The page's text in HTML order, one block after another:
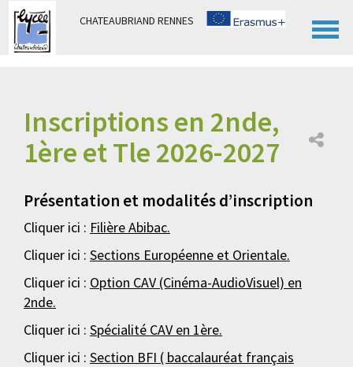
CHATEAUBRIAND RENNES
Inscriptions en 2nde,
1ère et Tle 2026-2027
Présentation et modalités d’inscription
Cliquer ici : Filière Abibac.
Cliquer ici : Sections Européenne et Orientale.
Cliquer ici : Option CAV (Cinéma-AudioVisuel) en
2nde.
Cliquer ici : Spécialité CAV en 1ère.
Cliquer ici : Section BFI ( baccalauréat français
Panneau de gestion des cookies